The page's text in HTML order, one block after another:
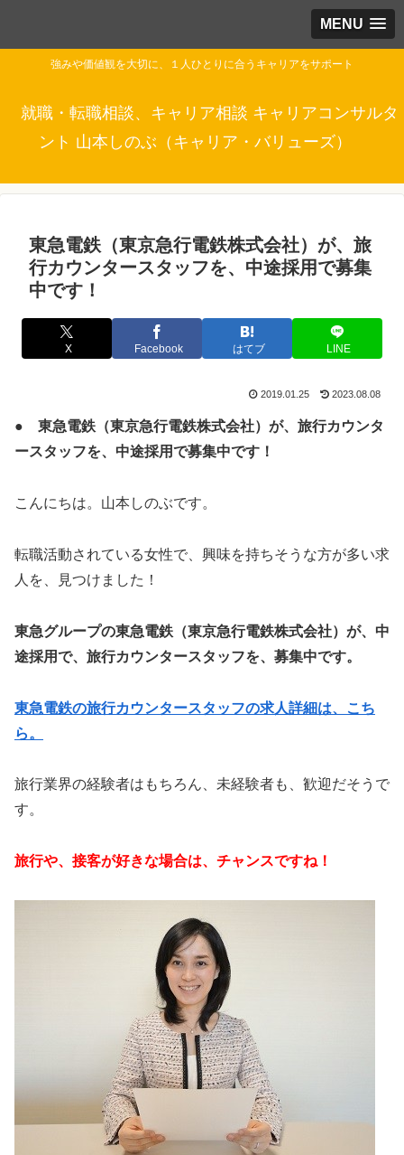
MENU
強みや価値観を大切に、１人ひとりに合うキャリアをサポート
就職・転職相談、キャリア相談 キャリアコンサルタ
ント 山本しのぶ（キャリア・バリューズ）
東急電鉄（東京急行電鉄株式会社）が、旅
行カウンタースタッフを、中途採用で募集
中です！
X Facebook はてブ LINE
2019.01.25 2023.08.08
● 東急電鉄（東京急行電鉄株式会社）が、旅行カウンタ
ースタッフを、中途採用で募集中です！
こんにちは。山本しのぶです。
転職活動されている女性で、興味を持ちそうな方が多い求
人を、見つけました！
東急グループの東急電鉄（東京急行電鉄株式会社）が、中
途採用で、旅行カウンタースタッフを、募集中です。
東急電鉄の旅行カウンタースタッフの求人詳細は、こち
ら。
旅行業界の経験者はもちろん、未経験者も、歓迎だそうで
す。
旅行や、接客が好きな場合は、チャンスですね！